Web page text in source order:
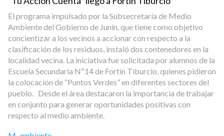
El programa impulsado por la Subsecretaría de Medio
Ambiente del Gobierno de Junín, que tiene como objetivo
concientizar a los vecinos a accionar con respecto a la
clasificación de los residuos, instaló dos contenedores en la
localidad vecina. La iniciativa fue solicitada por alumnos de la
Escuela Secundaria Nº14 de Fortín Tiburcio, quienes pidieron
la colocación de “Puntos Verdes” en diferentes sectores del
pueblo. Desde el área destacaron la importancia de trabajar
en conjunto para generar oportunidades positivas con
respecto al medio ambiente.